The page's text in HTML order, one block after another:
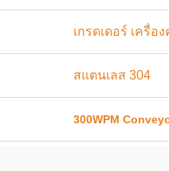
เกรดเดอร์ เครื่
สแตนเลส 304
300WPM